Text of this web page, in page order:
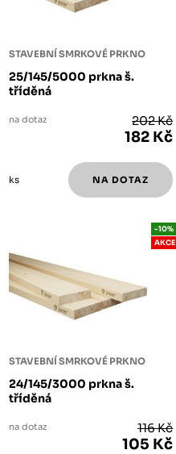
STAVEBNÍ SMRKOVÉ PRKNO
25/145/5000 prkna š.
tříděná
na dotaz 202 Kč
182 Kč
ks
STAVEBNÍ SMRKOVÉ PRKNO
24/145/3000 prkna š.
tříděná
-10%
AKCE
na dotaz 116 Kč
105 Kč